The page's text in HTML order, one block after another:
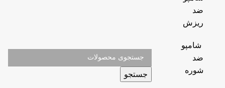
ضد
ریزش
شامپو
ضد
شوره
جستجو